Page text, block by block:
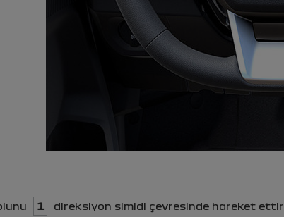
1 direksiyon simidi çevresinde hareket